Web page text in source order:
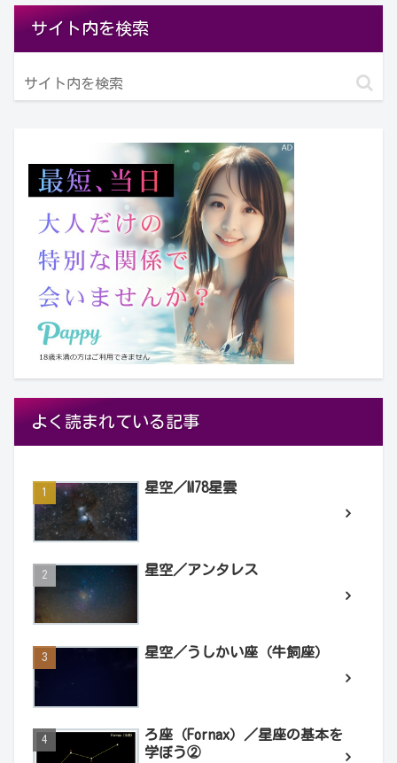
サイト内を検索
よく読まれている記事
星空／M78星雲
星空／アンタレス
星空／うしかい座（牛飼座）
ろ座（Fornax）／星座の基本を
学ぼう②